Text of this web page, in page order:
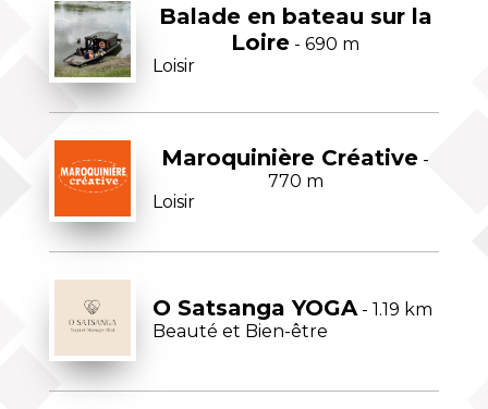
Balade en bateau sur la
Loire - 690 m
Loisir
Maroquinière Créative -
770 m
Loisir
O Satsanga YOGA- 1.19 km
Beauté et Bien-être